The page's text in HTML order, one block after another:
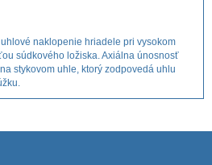
naklopenie hriadele pri vysokom
súdkového ložiska. Axiálna únosnosť
stykovom uhle, ktorý zodpovedá uhlu